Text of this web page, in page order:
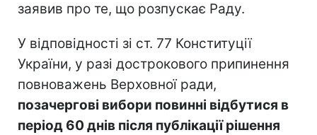
заявив про те, що розпускає Раду.
У відповідності зі ст. 77 Конституції
України, у разі дострокового припинення
повноважень Верховної ради,
позачергові вибори повинні відбутися в
період 60 днів після публікації рішення